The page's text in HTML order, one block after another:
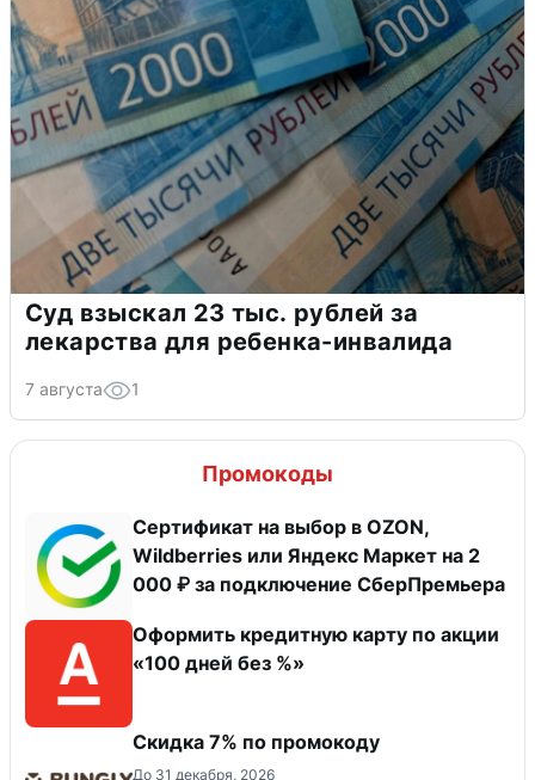
Суд взыскал 23 тыс. рублей за
лекарства для ребенка-инвалида
7 августа 1
Промокоды
Сертификат на выбор в OZON,
Wildberries или Яндекс Маркет на 2
000 ₽ за подключение СберПремьера
Оформить кредитную карту по акции
«100 дней без %»
Скидка 7% по промокоду
До 31 декабря, 2026